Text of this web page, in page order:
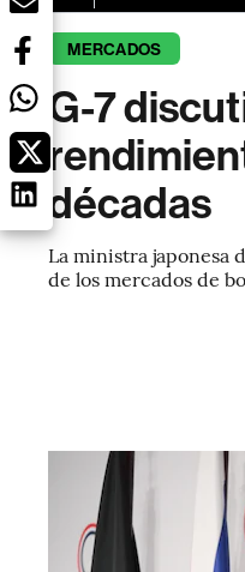
MERCADOS
G-7
décadas
La ministra japonesa
de los mercados de